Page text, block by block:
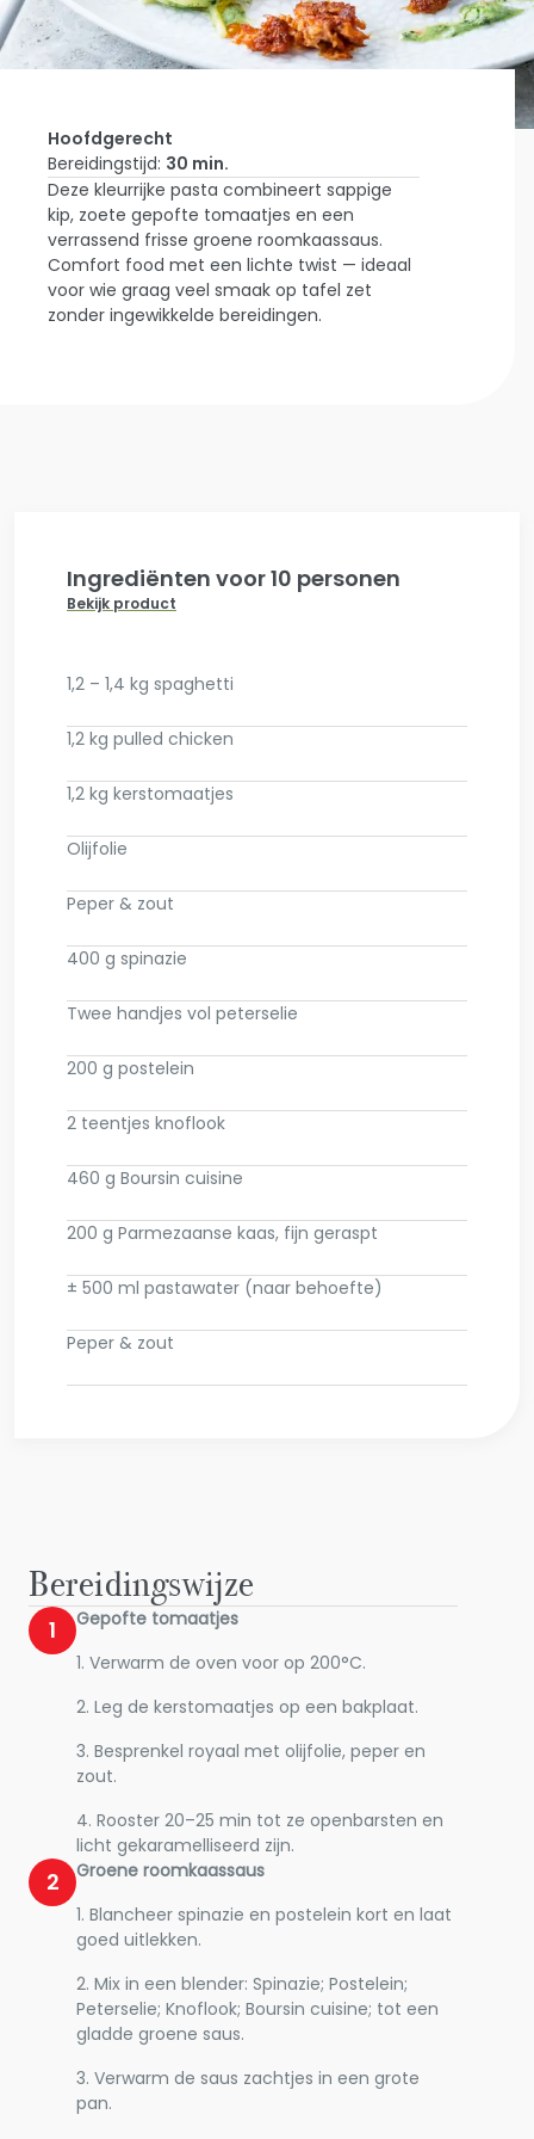
Home
Laat Je
Inspireren
Pulled
Chicken,
Gepofte
Tomaat &
Hoofdgerecht
Bereidingstijd: 30 min.
Deze kleurrijke pasta combineert sappige
kip, zoete gepofte tomaatjes en een
verrassend frisse groene roomkaassaus.
Comfort food met een lichte twist — ideaal
voor wie graag veel smaak op tafel zet
zonder ingewikkelde bereidingen.
Ingrediënten voor 10 personen
Bekijk product
1,2 – 1,4 kg spaghetti
1,2 kg pulled chicken
1,2 kg kerstomaatjes
Olijfolie
Peper & zout
400 g spinazie
Twee handjes vol peterselie
200 g postelein
2 teentjes knoflook
460 g Boursin cuisine
200 g Parmezaanse kaas, fijn geraspt
± 500 ml pastawater (naar behoefte)
Peper & zout
Bereidingswijze
1
Gepofte tomaatjes
1. Verwarm de oven voor op 200°C.
2. Leg de kerstomaatjes op een bakplaat.
3. Besprenkel royaal met olijfolie, peper en
zout.
4. Rooster 20–25 min tot ze openbarsten en
licht gekaramelliseerd zijn.
2
Groene roomkaassaus
1. Blancheer spinazie en postelein kort en laat
goed uitlekken.
2. Mix in een blender: Spinazie; Postelein;
Peterselie; Knoflook; Boursin cuisine; tot een
gladde groene saus.
3. Verwarm de saus zachtjes in een grote
pan.